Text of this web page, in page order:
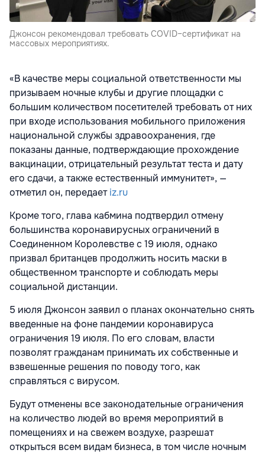
Джонсон рекомендовал требовать COVID–сертификат на
массовых мероприятиях.
«В качестве меры социальной ответственности мы
призываем ночные клубы и другие площадки с
большим количеством посетителей требовать от них
при входе использования мобильного приложения
национальной службы здравоохранения, где
показаны данные, подтверждающие прохождение
вакцинации, отрицательный результат теста и дату
его сдачи, а также естественный иммунитет», —
отметил он, передаетiz.ru
Кроме того, глава кабмина подтвердил отмену
большинства коронавирусных ограничений в
Соединенном Королевстве с 19 июля, однако
призвал британцев продолжить носить маски в
общественном транспорте и соблюдать меры
социальной дистанции.
5 июля Джонсон заявил о планах окончательно снять
введенные на фоне пандемии коронавируса
ограничения 19 июля. По его словам, власти
позволят гражданам принимать их собственные и
взвешенные решения по поводу того, как
справляться с вирусом.
Будут отменены все законодательные ограничения
на количество людей во время мероприятий в
помещениях и на свежем воздухе, разрешат
открыться всем видам бизнеса, в том числе ночным